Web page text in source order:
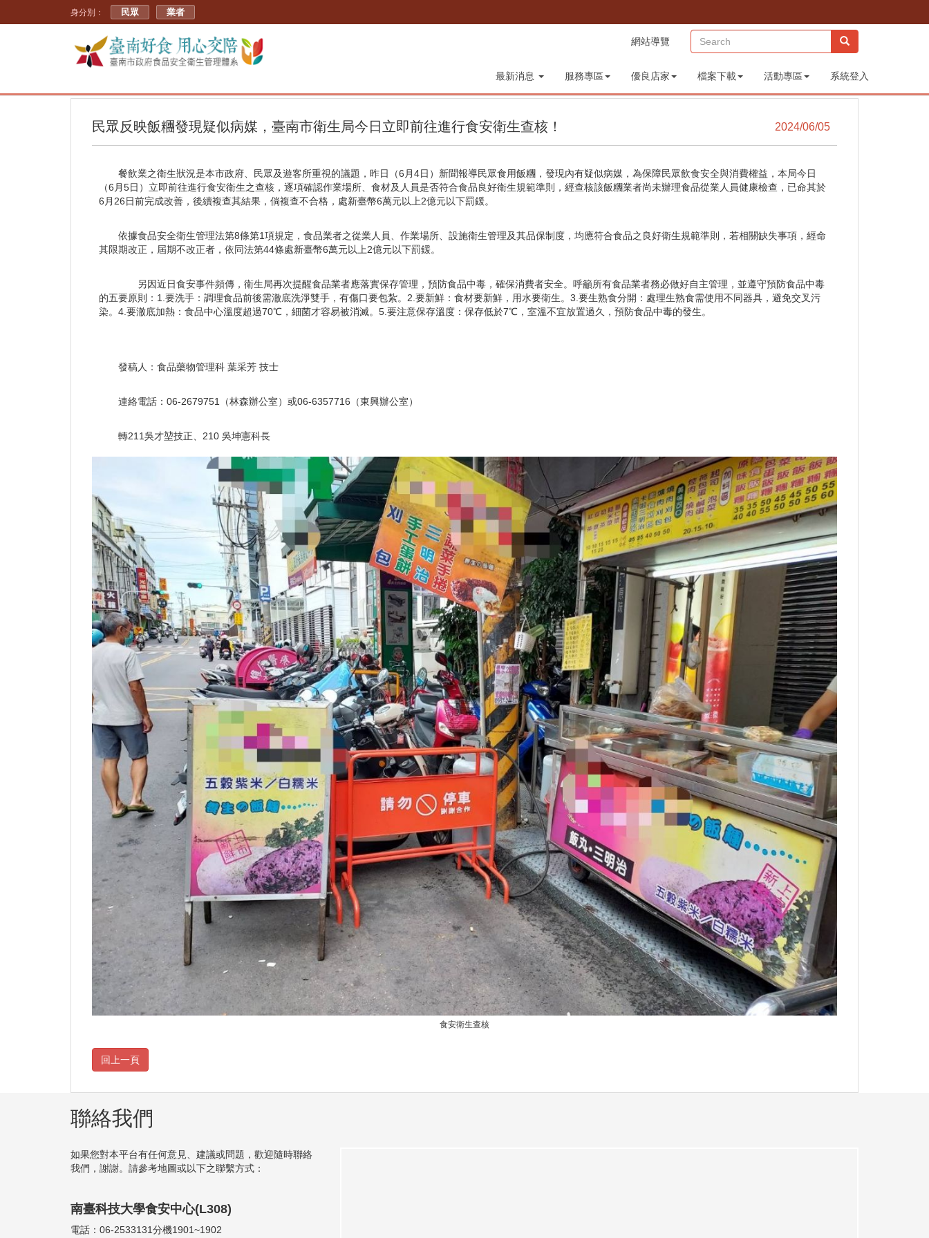
身分別： 民眾 業者
網站導覽 (sitemap)
最新消息 服務專區 優良店家 檔案下載 活動專區 系統登入
民眾反映飯糰發現疑似病媒，臺南市衛生局今日立即前往進行食安衛生查核！ 2024/06/05
餐飲業之衛生狀況是本市政府、民眾及遊客所重視的議題，昨日（6月4日）新聞報導民眾食用飯糰，發現內有疑似病媒，為保障民眾飲食安全與消費權益，本局今日
（6月5日）立即前往進行食安衛生之查核，逐項確認作業場所、食材及人員是否符合食品良好衛生規範準則，經查核該飯糰業者尚未辦理食品從業人員健康檢查，已命其於
6月26日前完成改善，後續複查其結果，倘複查不合格，處新臺幣6萬元以上2億元以下罰鍰。
依據食品安全衛生管理法第8條第1項規定，食品業者之從業人員、作業場所、設施衛生管理及其品保制度，均應符合食品之良好衛生規範準則，若相關缺失事項，經命
其限期改正，屆期不改正者，依同法第44條處新臺幣6萬元以上2億元以下罰鍰。
另因近日食安事件頻傳，衛生局再次提醒食品業者應落實保存管理，預防食品中毒，確保消費者安全。呼籲所有食品業者務必做好自主管理，並遵守預防食品中毒
的五要原則：1.要洗手：調理食品前後需澈底洗淨雙手，有傷口要包紮。2.要新鮮：食材要新鮮，用水要衛生。3.要生熟食分開：處理生熟食需使用不同器具，避免交叉污
染。4.要澈底加熱：食品中心溫度超過70℃，細菌才容易被消滅。5.要注意保存溫度：保存低於7℃，室溫不宜放置過久，預防食品中毒的發生。
發稿人：食品藥物管理科 葉采芳 技士
連絡電話：06-2679751（林森辦公室）或06-6357716（東興辦公室）
轉211吳才堃技正、210 吳坤憲科長
食安衛生查核
聯絡我們
如果您對本平台有任何意見、建議或問題，歡迎隨時聯絡
我們，謝謝。請參考地圖或以下之聯繫方式：
南臺科技大學食安中心(L308)
電話：06-2533131分機1901~1902